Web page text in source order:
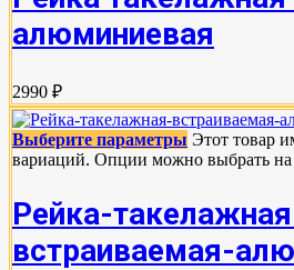
алюминиевая
2990 ₽
Выберите параметры Этот товар
вариаций. Опции можно выбрать на
Рейка-
встраиваемая-